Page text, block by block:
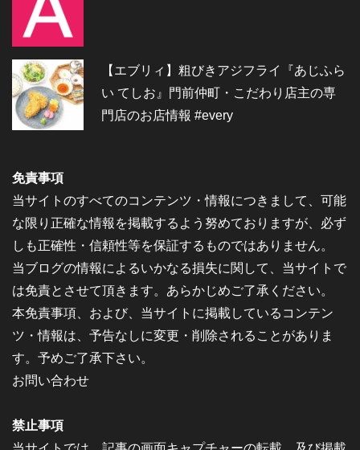
【エブリィ】粗びきアジフライ『あじふら
い てしお』門前仲町・こだわり店主の専
門店のお店情報 #every
免責事項
当サイトのすべてのコンテンツ・情報につきまして、可能
な限り正確な情報を掲載するよう努めておりますが、必ず
しも正確性・信頼性等を保証するものではありません。
当ブログの情報によるいかなる損失に関して、当サイトで
は免責とさせて頂きます。あらかじめご了承ください。
本免責事項、および、当サイトに掲載しているコンテン
ツ・情報は、予告なしに変更・削除されることがありま
す。予めご了承下さい。
お問い合わせ
禁止事項